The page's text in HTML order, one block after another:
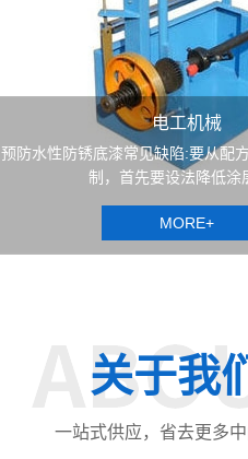
电工机械
预防水性防锈底漆常见缺陷:要从配
制，首先要设法降低涂
MORE+
关于我
一站式供应，省去更多